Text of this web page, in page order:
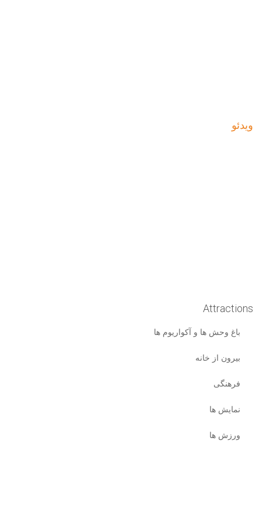
ویدئو
Attractions
باغ وحش ها و آکواریوم ها
بیرون از خانه
فرهنگی
نمایش ها
ورزش ها